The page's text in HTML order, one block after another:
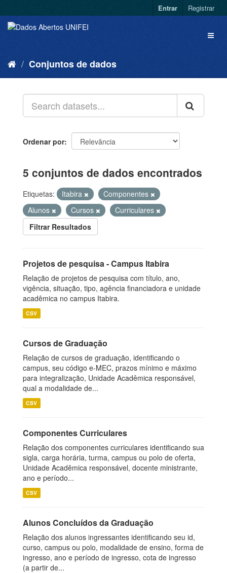
Entrar Registrar
Conjuntos de dados
Ordenar por
5 conjuntos de dados encontrados
Etiquetas: Itabira
Componentes
Alunos
Cursos
Curriculares
Filtrar Resultados
Projetos de pesquisa - Campus Itabira
Relação de projetos de pesquisa com título, ano,
vigência, situação, tipo, agência financiadora e unidade
acadêmica no campus Itabira.
CSV
Cursos de Graduação
Relação de cursos de graduação, identificando o
campus, seu código e-MEC, prazos mínimo e máximo
para integralização, Unidade Acadêmica responsável,
qual a modalidade de...
CSV
Componentes Curriculares
Relação dos componentes curriculares identificando sua
sigla, carga horária, turma, campus ou polo de oferta,
Unidade Acadêmica responsável, docente ministrante,
ano e período...
CSV
Alunos Concluídos da Graduação
Relação dos alunos ingressantes identificando seu id,
curso, campus ou polo, modalidade de ensino, forma de
ingresso, ano e período de ingresso, cota de ingresso
(a partir de...